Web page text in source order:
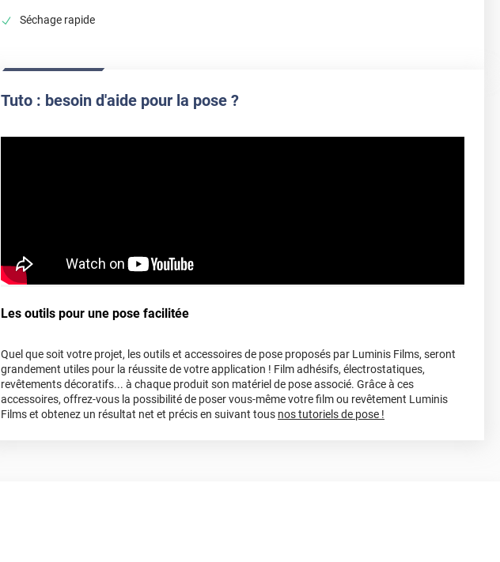
Séchage rapide
Tuto : besoin d'aide pour la pose ?
Les outils pour une pose facilitée
Quel que soit votre projet, les outils et accessoires de pose proposés par Luminis Films, seront
grandement utiles pour la réussite de votre application ! Film adhésifs, électrostatiques,
revêtements décoratifs... à chaque produit son matériel de pose associé. Grâce à ces
accessoires, offrez-vous la possibilité de poser vous-même votre film ou revêtement Luminis
Films et obtenez un résultat net et précis en suivant tous nos tutoriels de pose !